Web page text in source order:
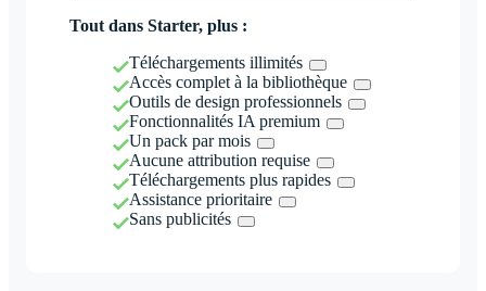
Tout dans Starter, plus :
Téléchargements illimités
Accès complet à la bibliothèque
Outils de design professionnels
Fonctionnalités IA premium
Un pack par mois
Aucune attribution requise
Téléchargements plus rapides
Assistance prioritaire
Sans publicités